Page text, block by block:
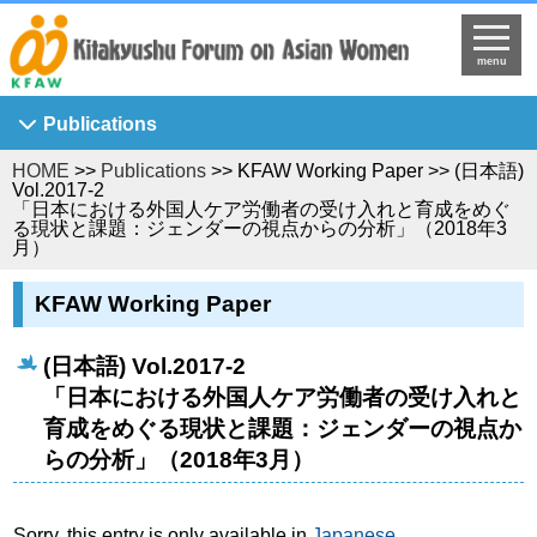
menu
Publications
Asian Breeze
Ajia Josei Kenkyu
Journal of Asian Women's Studies
KFAW Visiting Researchers' Report
Princess Sunflower
HOME >> Publications >> KFAW Working Paper >> (日本語)
Vol.2017-2
「日本における外国人ケア労働者の受け入れと育成をめぐ
る現状と課題：ジェンダーの視点からの分析」（2018年3
月）
KFAW Working Paper
(日本語) Vol.2017-2
「日本における外国人ケア労働者の受け入れと
育成をめぐる現状と課題：ジェンダーの視点か
らの分析」（2018年3月）